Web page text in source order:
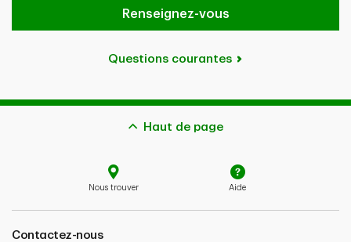
Renseignez-vous
Questions courantes
Haut de page
Nous trouver Aide
Contactez-nous